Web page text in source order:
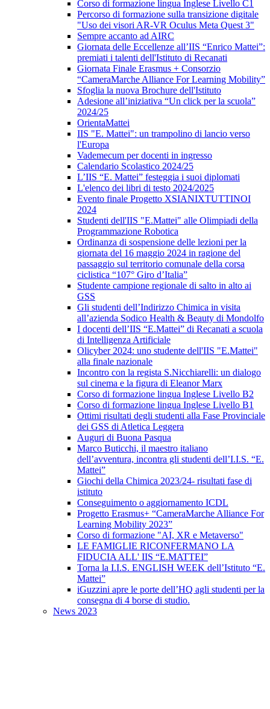
Corso di formazione lingua Inglese Livello C1
Percorso di formazione sulla transizione digitale
"Uso dei visori AR-VR Oculus Meta Quest 3"
Sempre accanto ad AIRC
Giornata delle Eccellenze all’IIS “Enrico Mattei”:
premiati i talenti dell'Istituto di Recanati
Giornata Finale Erasmus + Consorzio
“CameraMarche Alliance For Learning Mobility”
Sfoglia la nuova Brochure dell'Istituto
Adesione all’iniziativa “Un click per la scuola”
2024/25
OrientaMattei
IIS "E. Mattei": un trampolino di lancio verso
l'Europa
Vademecum per docenti in ingresso
Calendario Scolastico 2024/25
L’IIS “E. Mattei” festeggia i suoi diplomati
L'elenco dei libri di testo 2024/2025
Evento finale Progetto XSIANIXTUTTINOI
2024
Studenti dell'IIS "E.Mattei" alle Olimpiadi della
Programmazione Robotica
Ordinanza di sospensione delle lezioni per la
giornata del 16 maggio 2024 in ragione del
passaggio sul territorio comunale della corsa
ciclistica “107° Giro d’Italia”
Studente campione regionale di salto in alto ai
GSS
Gli studenti dell’Indirizzo Chimica in visita
all’azienda Sodico Health & Beauty di Mondolfo
I docenti dell’IIS “E.Mattei” di Recanati a scuola
di Intelligenza Artificiale
Olicyber 2024: uno studente dell'IIS "E.Mattei"
alla finale nazionale
Incontro con la regista S.Nicchiarelli: un dialogo
sul cinema e la figura di Eleanor Marx
Corso di formazione lingua Inglese Livello B2
Corso di formazione lingua Inglese Livello B1
Ottimi risultati degli studenti alla Fase Provinciale
dei GSS di Atletica Leggera
Auguri di Buona Pasqua
Marco Buticchi, il maestro italiano
dell’avventura, incontra gli studenti dell’I.I.S. “E.
Mattei”
Giochi della Chimica 2023/24- risultati fase di
istituto
Conseguimento o aggiornamento ICDL
Progetto Erasmus+ “CameraMarche Alliance For
Learning Mobility 2023”
Corso di formazione "AI, XR e Metaverso"
LE FAMIGLIE RICONFERMANO LA
FIDUCIA ALL' IIS “E.MATTEI”
Torna la I.I.S. ENGLISH WEEK dell’Istituto “E.
Mattei”
iGuzzini apre le porte dell’HQ agli studenti per la
consegna di 4 borse di studio.
News 2023